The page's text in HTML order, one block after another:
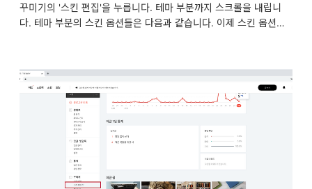
꾸미기의 '스킨 편집'을 누릅니다. 테마 부분까지 스크롤을 내립니
다. 테마 부분의 스킨 옵션들은 다음과 같습니다. 이제 스킨 옵션들
테마를 이용하여 블로그를 다른 느낌으로 꾸밀 수 있습니다. 시스템
설정 따르기를 선택하면 사용하는 컴퓨터나 휴대폰에서 다크 모드를
설정하면 라이트 테마에서 다크 테마가 자동으로 전환됩니다. 라이
트 테마 기본 글씨 색상 라이트 테마를 적용한 블로그의 전체 글씨
색상을 설정할 수 있습니다. 다 설정했다면, 꼭! 상단의 '적용'을 눌러